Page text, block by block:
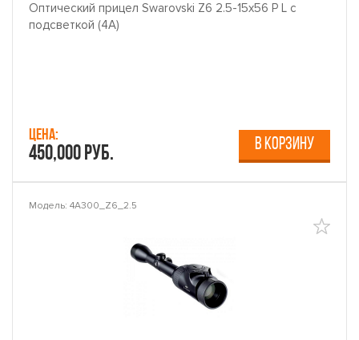
Оптический прицел Swarovski Z6 2.5-15x56 P L с
подсветкой (4A)
Цена:
450,000 руб. В КОРЗИНУ
Модель: 4A300_Z6_2.5